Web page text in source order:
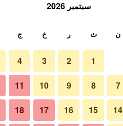
حوض السباحة
سبتمبر 2026
ن ث ر خ ج
1
2
3
4
7
8
9
10
11
14
15
16
17
18